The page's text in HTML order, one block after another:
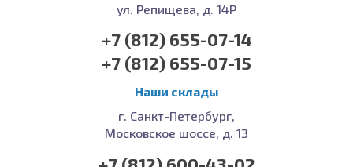
ул. Репищева, д. 14Р
+7 (812) 655-07-14
+7 (812) 655-07-15
Наши склады
г. Санкт-Петербург,
Московское шоссе, д. 13